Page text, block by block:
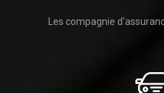
Les compagnie